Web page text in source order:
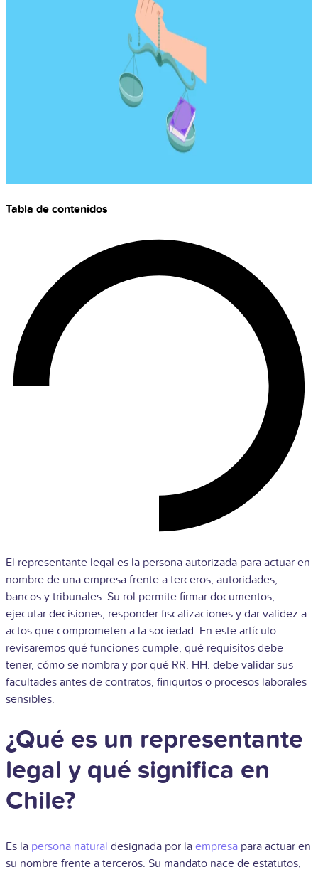
Tabla de contenidos
El representante legal es la persona autorizada para actuar en
nombre de una empresa frente a terceros, autoridades,
bancos y tribunales. Su rol permite firmar documentos,
ejecutar decisiones, responder fiscalizaciones y dar validez a
actos que comprometen a la sociedad. En este artículo
revisaremos qué funciones cumple, qué requisitos debe
tener, cómo se nombra y por qué RR. HH. debe validar sus
facultades antes de contratos, finiquitos o procesos laborales
sensibles.
¿Qué es un representante
legal y qué significa en
Chile?
Es la persona natural designada por la empresa para actuar en
su nombre frente a terceros. Su mandato nace de estatutos,